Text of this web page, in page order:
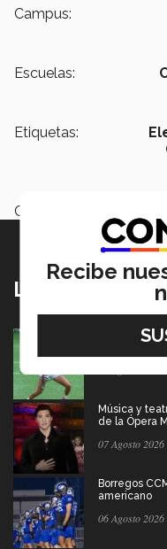
Campus:
Escuelas:
Etiquetas:
Categoría:
Lo más nuevo
México va
Música y
de la Ópera
07 Agosto 2026
Borregos
americano
06 Agosto 2026
Recibe